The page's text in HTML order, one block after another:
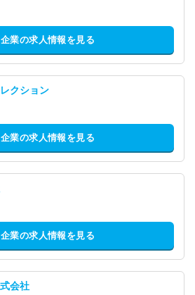
企業の求人情報を見る
クション
企業の求人情報を見る
企業の求人情報を見る
会社